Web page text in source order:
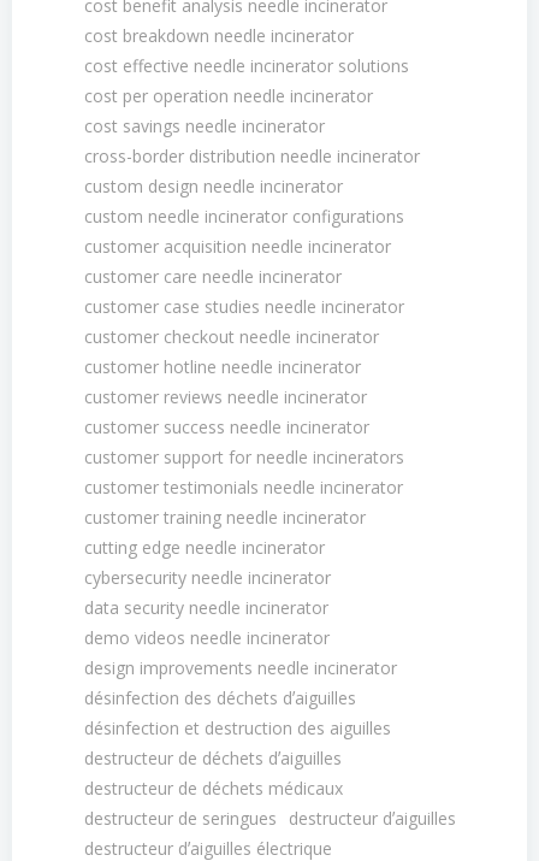
cost benefit analysis needle incinerator
cost breakdown needle incinerator
cost effective needle incinerator solutions
cost per operation needle incinerator
cost savings needle incinerator
cross-border distribution needle incinerator
custom design needle incinerator
custom needle incinerator configurations
customer acquisition needle incinerator
customer care needle incinerator
customer case studies needle incinerator
customer checkout needle incinerator
customer hotline needle incinerator
customer reviews needle incinerator
customer success needle incinerator
customer support for needle incinerators
customer testimonials needle incinerator
customer training needle incinerator
cutting edge needle incinerator
cybersecurity needle incinerator
data security needle incinerator
demo videos needle incinerator
design improvements needle incinerator
désinfection des déchets dʼaiguilles
désinfection et destruction des aiguilles
destructeur de déchets dʼaiguilles
destructeur de déchets médicaux
destructeur de seringues
destructeur dʼaiguilles
destructeur dʼaiguilles électrique